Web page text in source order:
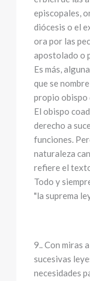
episcopales,
diócesis o el
ora por las
apostolado o
Es más,
que se
propio obispo
El obispo
derecho a
funciones.
naturaleza
refiere el
Todo y
"la suprema
9.. Con miras
sucesivas
necesidades